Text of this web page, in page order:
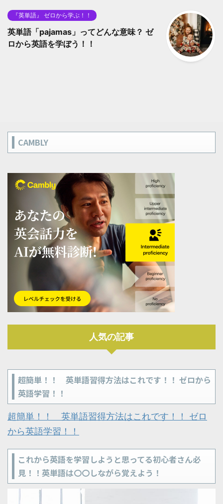
『英単語』 ゼロから学ぶ！！
英単語「pajamas」ってどんな意味？ ゼ
ロから英語を学ぼう！！
CAMBLY
人気の記事
超簡単！！ 英単語習得方法はこれです！！ ゼロから
英語学習！！
超簡単！！ 英単語習得方法はこれです！！ ゼロ
から英語学習！！
これから英語を学習しようと思ってる初心者さん必
見！！英単語は〇〇しながら覚えよう！